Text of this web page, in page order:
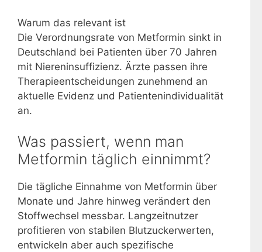
Warum das relevant ist
Die Verordnungsrate von Metformin sinkt in
Deutschland bei Patienten über 70 Jahren
mit Niereninsuffizienz. Ärzte passen ihre
Therapieentscheidungen zunehmend an
aktuelle Evidenz und Patientenindividualität
an.
Was passiert, wenn man
Metformin täglich einnimmt?
Die tägliche Einnahme von Metformin über
Monate und Jahre hinweg verändert den
Stoffwechsel messbar. Langzeitnutzer
profitieren von stabilen Blutzuckerwerten,
entwickeln aber auch spezifische